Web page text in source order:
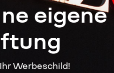
eigene
Werbeschild!